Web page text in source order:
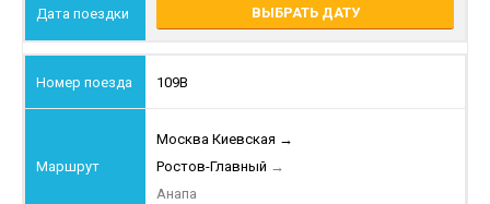
ВЫБРАТЬ ДАТУ
109В
Москва Киевская →
Ростов-Главный →
Анапа